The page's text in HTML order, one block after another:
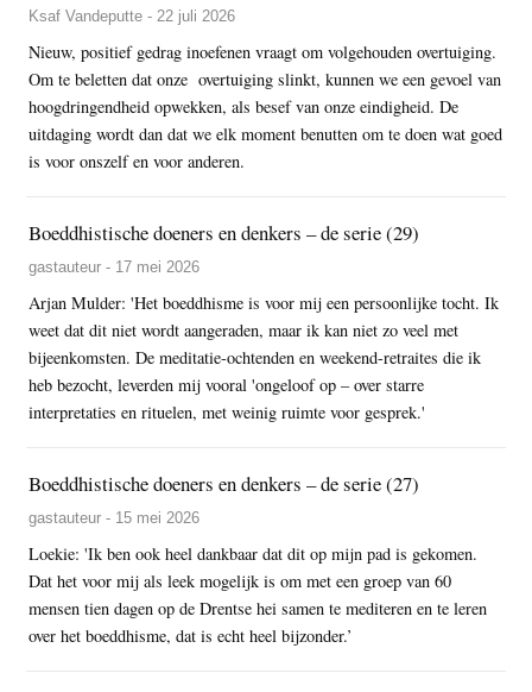
Ksaf Vandeputte - 22 juli 2026
Nieuw, positief gedrag inoefenen vraagt om volgehouden overtuiging.
Om te beletten dat onze overtuiging slinkt, kunnen we een gevoel van
hoogdringendheid opwekken, als besef van onze eindigheid. De
uitdaging wordt dan dat we elk moment benutten om te doen wat goed
is voor onszelf en voor anderen.
Boeddhistische doeners en denkers – de serie (29)
gastauteur - 17 mei 2026
Arjan Mulder: 'Het boeddhisme is voor mij een persoonlijke tocht. Ik
weet dat dit niet wordt aangeraden, maar ik kan niet zo veel met
bijeenkomsten. De meditatie-ochtenden en weekend-retraites die ik
heb bezocht, leverden mij vooral 'ongeloof op – over starre
interpretaties en rituelen, met weinig ruimte voor gesprek.'
Boeddhistische doeners en denkers – de serie (27)
gastauteur - 15 mei 2026
Loekie: 'Ik ben ook heel dankbaar dat dit op mijn pad is gekomen.
Dat het voor mij als leek mogelijk is om met een groep van 60
mensen tien dagen op de Drentse hei samen te mediteren en te leren
over het boeddhisme, dat is echt heel bijzonder.’